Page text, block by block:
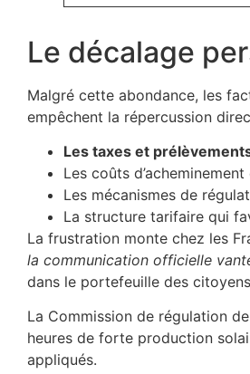
Le décalage
Malgré cette abondance, les
empêchent la répercussion
Les taxes et
Les coûts
Les mécanismes de
La structure tarifaire qui
La frustration monte chez les
la communication officielle
dans le portefeuille des
La Commission de régulation
heures de forte production
appliqués.